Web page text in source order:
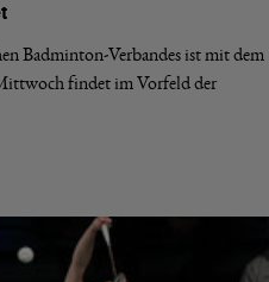
Badminton-Verbandes ist mit dem
findet im Vorfeld der